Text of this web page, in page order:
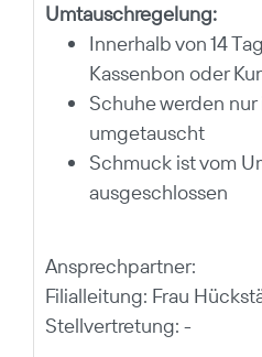
Umtauschregelung:
Innerhalb von 14
Kassenbon oder
Schuhe werden
umgetauscht
Schmuck ist vom
ausgeschlossen
Ansprechpartner:
Filialleitung: Frau
Stellvertretung: -